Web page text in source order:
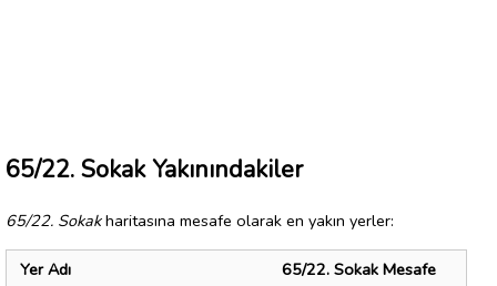
65/22. Sokak Yakınındakiler
65/22. Sokakharitasına mesafe olarak en yakın yerler:
Yer Adı
65/22. Sokak Mesafe